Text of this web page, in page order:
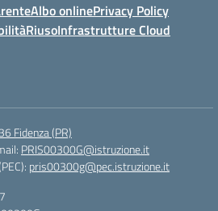
Albo onlinePrivacy Policy
RiusoInfrastrutture Cloud
Fidenza (PR)
PRIS00300G@istruzione.it
pris00300g@pec.istruzione.it